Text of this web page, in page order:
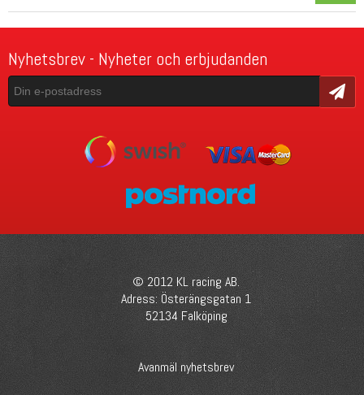
Nyhetsbrev - Nyheter och erbjudanden
Skicka
© 2012 KL racing AB.
Adress: Österängsgatan 1
52134 Falköping
Avanmäl nyhetsbrev